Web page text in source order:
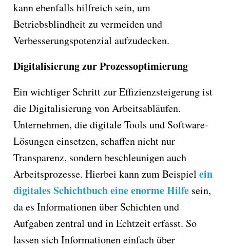
kann ebenfalls hilfreich sein, um
Betriebsblindheit zu vermeiden und
Verbesserungspotenzial aufzudecken.
Digitalisierung zur Prozessoptimierung
Ein wichtiger Schritt zur Effizienzsteigerung ist
die Digitalisierung von Arbeitsabläufen.
Unternehmen, die digitale Tools und Software-
Lösungen einsetzen, schaffen nicht nur
Transparenz, sondern beschleunigen auch
Arbeitsprozesse. Hierbei kann zum Beispiel ein
digitales Schichtbuch eine enorme Hilfesein,
da es Informationen über Schichten und
Aufgaben zentral und in Echtzeit erfasst. So
lassen sich Informationen einfach über